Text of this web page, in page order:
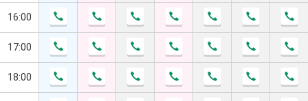
16:00
17:00
18:00